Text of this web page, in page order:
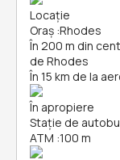
Locație
Oraș :Rhodes
În 200 m din
de Rhodes
În 15 km de la
În apropiere
Stație de
ATM :100 m